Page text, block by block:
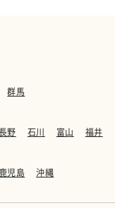
群馬
野 石川 富山 福井
児島 沖縄